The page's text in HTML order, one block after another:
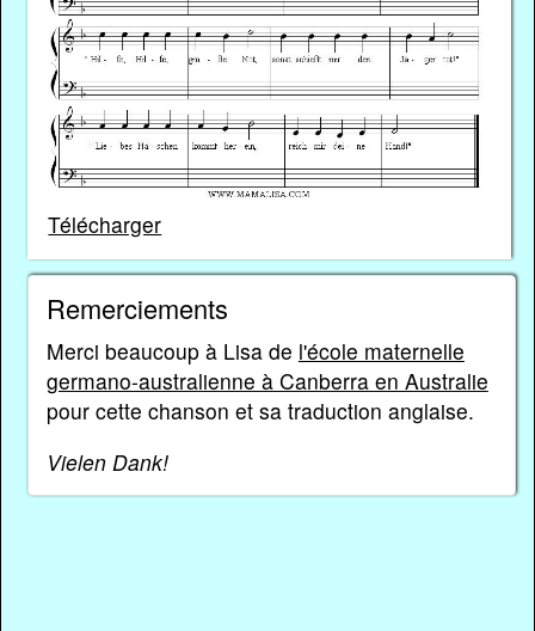
Télécharger
Remerciements
Merci beaucoup à Lisa de l'école maternelle
germano-australienne à Canberra en Australie
pour cette chanson et sa traduction anglaise.
Vielen Dank!